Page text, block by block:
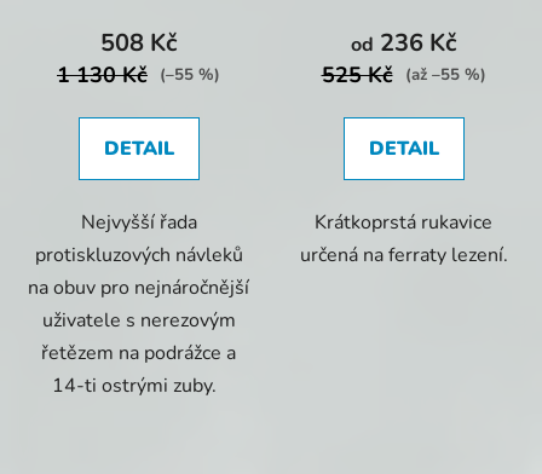
508 Kč
1 130 Kč (–55 %)
DETAIL
Nejvyšší řada
protiskluzových návleků
na obuv pro nejnáročnější
uživatele s nerezovým
řetězem na podrážce a
14-ti ostrými zuby.
od 236 Kč
525 Kč (až –55 %)
DETAIL
Krátkoprstá rukavice
určená na ferraty lezení.